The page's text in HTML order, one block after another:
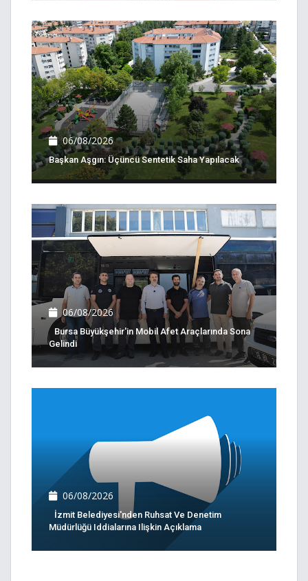
06/08/2026
Başkan Aşgın: Üçüncü Sentetik Saha Yapılacak
06/08/2026
Bursa Büyükşehir'in Mobil Afet Araçlarında Sona
Gelindi
06/08/2026
İzmit Belediyesi'nden Ruhsat Ve Denetim
Müdürlüğü Iddialarına Ilişkin Açıklama